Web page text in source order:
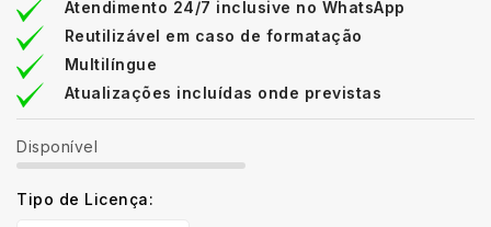
Atendimento 24/7 inclusive no WhatsApp
Reutilizável em caso de formatação
Multilíngue
Atualizações incluídas onde previstas
Disponível
Tipo de Licença: